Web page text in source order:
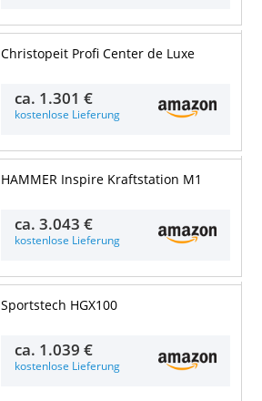
Christopeit Profi Center de Luxe
ca. 1.301 €
kostenlose Lieferung
HAMMER Inspire Kraftstation M1
ca.3.043 €
kostenlose Lieferung
Sportstech HGX100
ca. 1.039 €
kostenlose Lieferung